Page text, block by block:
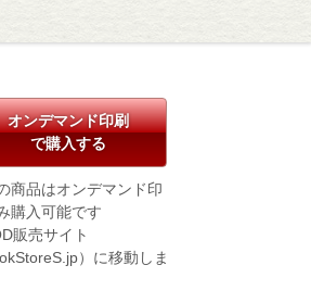
オンデマンド印刷
で購入する
商品はオンデマンド印
購入可能です
販売サイト
）に移動しま